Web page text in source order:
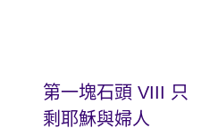
第一塊石頭 VIII 只
剩耶穌與婦人